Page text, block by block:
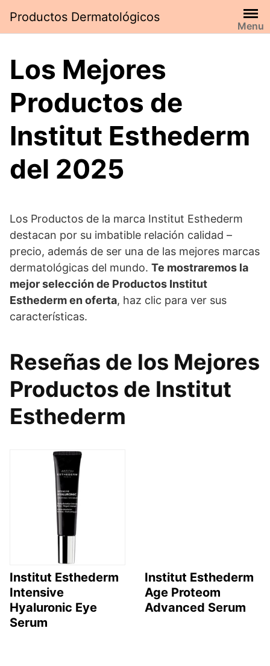
contenido
Productos Dermatológicos
Menu
Los Mejores
Productos de
Institut Esthederm
del 2025
Los Productos de la marca Institut Esthederm
destacan por su imbatible relación calidad –
precio, además de ser una de las mejores marcas
dermatológicas del mundo. Te mostraremos la
mejor selección de Productos Institut
Esthederm en oferta, haz clic para ver sus
características.
Reseñas de los Mejores
Productos de Institut
Esthederm
Institut Esthederm
Intensive
Hyaluronic Eye
Serum
Institut Esthederm
Age Proteom
Advanced Serum